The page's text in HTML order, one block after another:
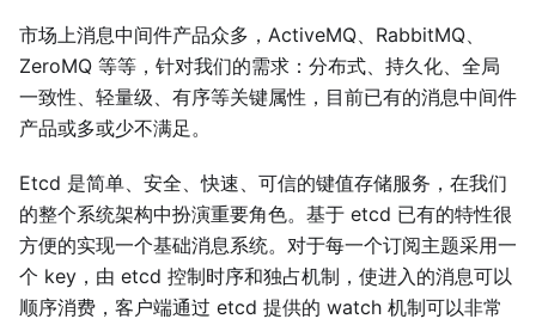
市场上消息中间件产品众多，ActiveMQ、RabbitMQ、
ZeroMQ 等等，针对我们的需求：分布式、持久化、全局
一致性、轻量级、有序等关键属性，目前已有的消息中间件
产品或多或少不满足。
Etcd 是简单、安全、快速、可信的键值存储服务，在我们
的整个系统架构中扮演重要角色。基于 etcd 已有的特性很
方便的实现一个基础消息系统。对于每一个订阅主题采用一
个 key，由 etcd 控制时序和独占机制，使进入的消息可以
顺序消费，客户端通过 etcd 提供的 watch 机制可以非常